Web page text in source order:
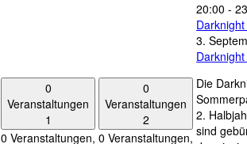
0
Veranstaltungen
1
0 Veranstaltungen,
0
Veranstaltungen
2
0 Veranstaltungen,
20:00 -
3.
Die
2.
sind